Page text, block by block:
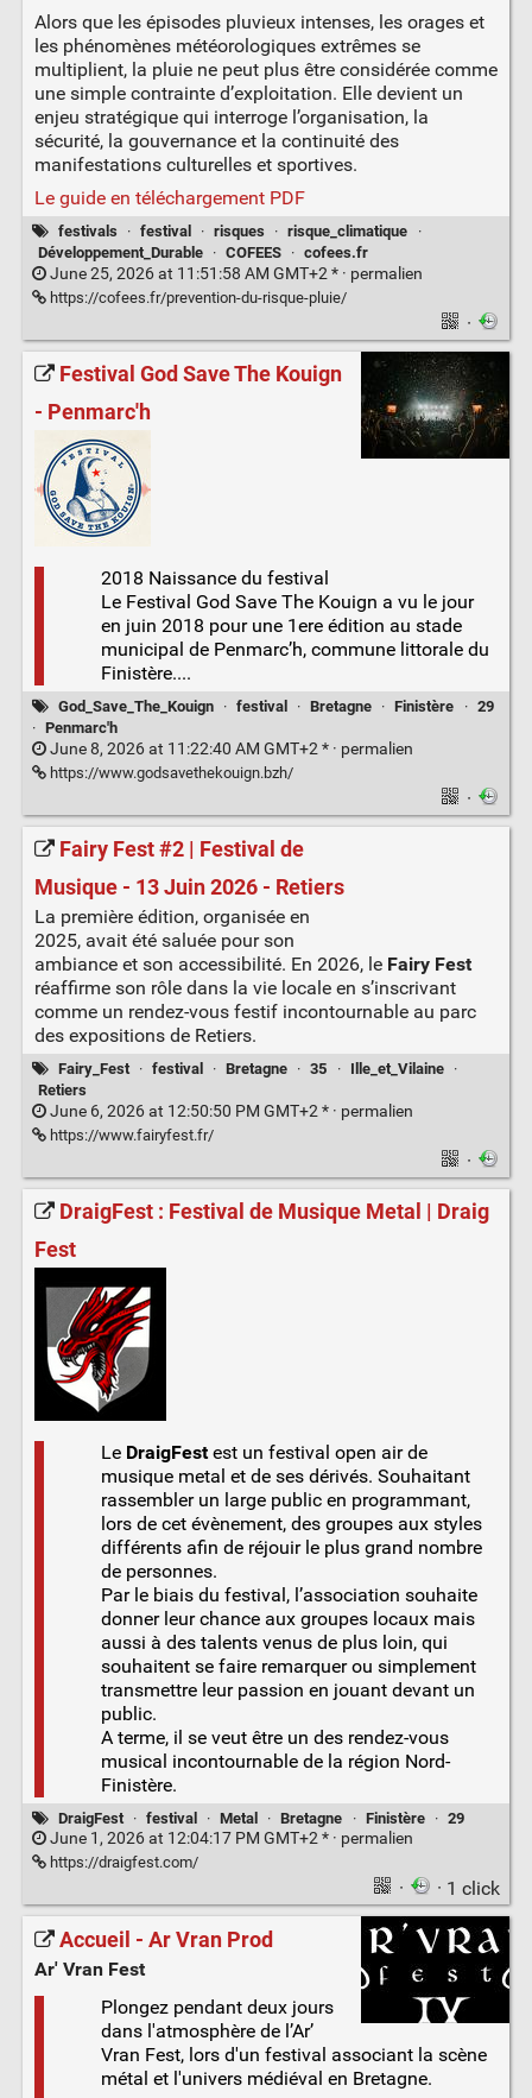
Alors que les épisodes pluvieux intenses, les orages et
les phénomènes météorologiques extrêmes se
multiplient, la pluie ne peut plus être considérée comme
une simple contrainte d’exploitation. Elle devient un
enjeu stratégique qui interroge l’organisation, la
sécurité, la gouvernance et la continuité des
manifestations culturelles et sportives.
Le guide en téléchargement PDF
festivals · festival · risques · risque_climatique
·
Développement_Durable
· COFEES · cofees.fr
June 25, 2026 at 11:51:58 AM GMT+2 * · permalien
https://cofees.fr/prevention-du-risque-pluie/
·
Festival God Save The Kouign
- Penmarc'h
2018 Naissance du festival
Le Festival God Save The Kouign a vu le jour
en juin 2018 pour une 1ere édition au stade
municipal de Penmarc’h, commune littorale du
Finistère....
God_Save_The_Kouign · festival · Bretagne · Finistère · 29
· Penmarc'h
June 8, 2026 at 11:22:40 AM GMT+2 * · permalien
https://www.godsavethekouign.bzh/
·
Fairy Fest #2 | Festival de
Musique - 13 Juin 2026 - Retiers
La première édition, organisée en
2025, avait été saluée pour son
ambiance et son accessibilité. En 2026, le Fairy Fest
réaffirme son rôle dans la vie locale en s’inscrivant
comme un rendez-vous festif incontournable au parc
des expositions de Retiers.
Fairy_Fest · festival · Bretagne · 35 · Ille_et_Vilaine
·
Retiers
June 6, 2026 at 12:50:50 PM GMT+2 * · permalien
https://www.fairyfest.fr/
·
DraigFest : Festival de Musique Metal | Draig
Fest
Le DraigFestest un festival open air de
musique metal et de ses dérivés. Souhaitant
rassembler un large public en programmant,
lors de cet évènement, des groupes aux styles
différents afin de réjouir le plus grand nombre
de personnes.
Par le biais du festival, l’association souhaite
donner leur chance aux groupes locaux mais
aussi à des talents venus de plus loin, qui
souhaitent se faire remarquer ou simplement
transmettre leur passion en jouant devant un
public.
A terme, il se veut être un des rendez-vous
musical incontournable de la région Nord-
Finistère.
DraigFest · festival · Metal · Bretagne · Finistère · 29
June 1, 2026 at 12:04:17 PM GMT+2 * · permalien
https://draigfest.com/
· · 1 click
Accueil - Ar Vran Prod
Ar' Vran Fest
Plongez pendant deux jours
dans l'atmosphère de l’Ar’
Vran Fest, lors d'un festival associant la scène
métal et l'univers médiéval en Bretagne.